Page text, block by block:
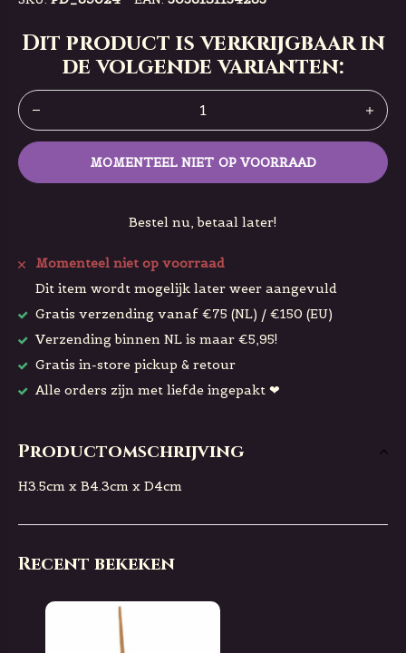
Dit product is verkrijgbaar in
de volgende varianten:
MOMENTEEL NIET OP VOORRAAD
Bestel nu, betaal later!
Momenteel niet op voorraad
Dit item wordt mogelijk later weer aangevuld
Gratis verzending vanaf €75 (NL) / €150 (EU)
Verzending binnen NL is maar €5,95!
Gratis in-store pickup & retour
Alle orders zijn met liefde ingepakt ❤
Productomschrijving
H3.5cm x B4.3cm x D4cm
Recent bekeken